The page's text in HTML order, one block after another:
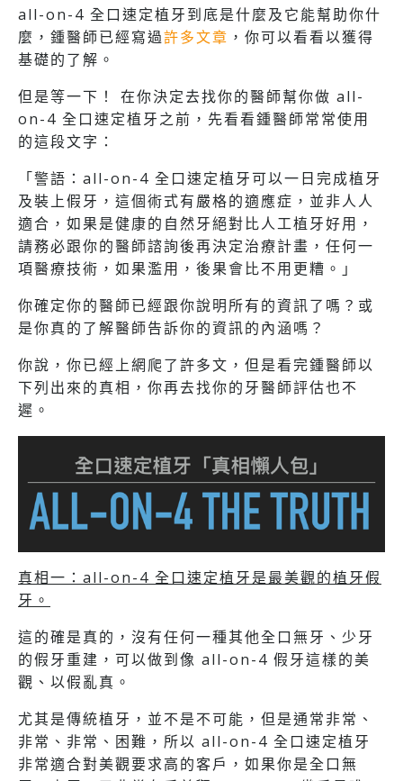
all-on-4 全口速定植牙到底是什麼及它能幫助你什
麼，鍾醫師已經寫過許多文章 ，你可以看看以獲得
基礎的了解。
但是等一下！ 在你決定去找你的醫師幫你做 all-
on-4 全口速定植牙之前，先看看鍾醫師常常使用
的這段文字：
「警語：all-on-4 全口速定植牙可以一日完成植牙
及裝上假牙，這個術式有嚴格的適應症，並非人人
適合，如果是健康的自然牙絕對比人工植牙好用，
請務必跟你的醫師諮詢後再決定治療計畫，任何一
項醫療技術，如果濫用，後果會比不用更糟。」
你確定你的醫師已經跟你說明所有的資訊了嗎？或
是你真的了解醫師告訴你的資訊的內涵嗎？
你說，你已經上網爬了許多文，但是看完鍾醫師以
下列出來的真相，你再去找你的牙醫師評估也不
遲。
真相一：all-on-4 全口速定植牙是最美觀的植牙假
牙。
這的確是真的，沒有任何一種其他全口無牙、少牙
的假牙重建，可以做到像 all-on-4 假牙這樣的美
觀、以假亂真。
尤其是傳統植牙，並不是不可能，但是通常非常、
非常、非常、困難，所以 all-on-4 全口速定植牙
非常適合對美觀要求高的客戶，如果你是全口無